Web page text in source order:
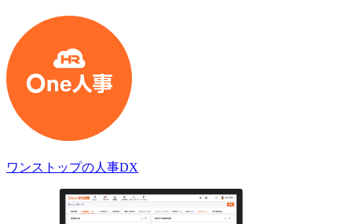
ワンストップの人事DX